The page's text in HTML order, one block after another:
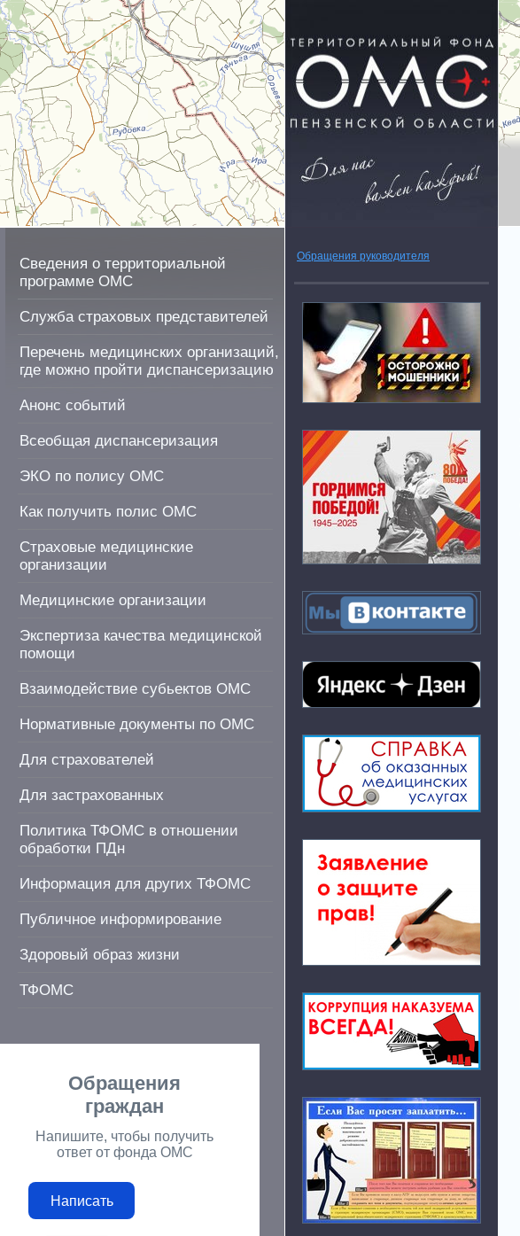
Сведения о территориальной
программе ОМС
Служба страховых представителей
Перечень медицинских организаций,
где можно пройти диспансеризацию
Анонс событий
Всеобщая диспансеризация
ЭКО по полису ОМС
Как получить полис ОМС
Страховые медицинские
организации
Медицинские организации
Экспертиза качества медицинской
помощи
Взаимодействие субьектов ОМС
Нормативные документы по ОМС
Для страхователей
Для застрахованных
Политика ТФОМС в отношении
обработки ПДн
Информация для других ТФОМС
Публичное информирование
Здоровый образ жизни
ТФОМС
Обращения
граждан
Напишите, чтобы получить
ответ от фонда ОМС
Написать
Обращения руководителя